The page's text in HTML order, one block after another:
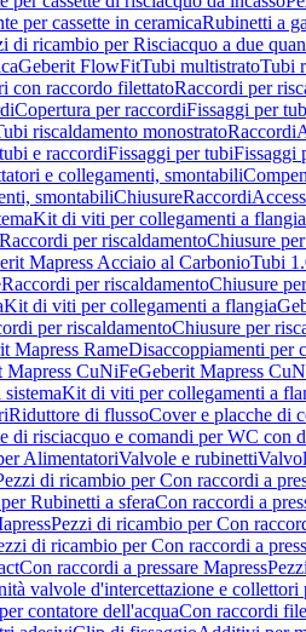
per cassette in ceramicaRubinetti a
di ricambio per Risciacquo a due
Geberit FlowFitTubi multistratoTubi
con raccordo filettatoRaccordi per
Copertura per raccordiFissaggi per
riscaldamento monostratoRaccordi
e raccordiFissaggi per tubiFissaggi
e collegamenti, smontabili
smontabiliChiusureRaccordi
Kit di viti per collegamenti a flangia
Raccordi per riscaldamentoChiusure
Mapress Acciaio al CarbonioTubi
Raccordi per riscaldamentoChiusure
Kit di viti per collegamenti a flangia
per riscaldamentoChiusure per
Mapress RameDisaccoppiamenti per
Mapress CuNiFeGeberit Mapress
Kit di viti per collegamenti a
Riduttore di flussoCover e placche di
di risciacquo e comandi per WC con
AlimentatoriValvole e rubinetti
di ricambio per Con raccordi a
Rubinetti a sferaCon raccordi a
Pezzi di ricambio per Con
di ricambio per Con raccordi a
Con raccordi a pressare Mapress
valvole d'intercettazione e collettori
contatore dell'acquaCon raccordi